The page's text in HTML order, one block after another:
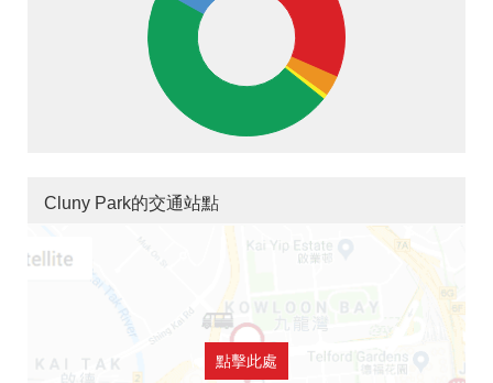
Cluny Park的交通站點
點擊此處